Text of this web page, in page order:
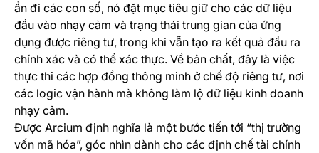
ẩn đi các con số, nó đặt mục tiêu giữ cho các dữ liệu
đầu vào nhạy cảm và trạng thái trung gian của ứng
dụng được riêng tư, trong khi vẫn tạo ra kết quả đầu ra
chính xác và có thể xác thực. Về bản chất, đây là việc
thực thi các hợp đồng thông minh ở chế độ riêng tư, nơi
các logic vận hành mà không làm lộ dữ liệu kinh doanh
nhạy cảm.
Được Arcium định nghĩa là một bước tiến tới “thị trường
vốn mã hóa”, góc nhìn dành cho các định chế tài chính